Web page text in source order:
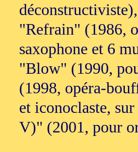
"Refrain" (1986,
saxophone et 6
"Blow" (1990,
(1998, opéra-
et iconoclaste,
V)" (2001, pour